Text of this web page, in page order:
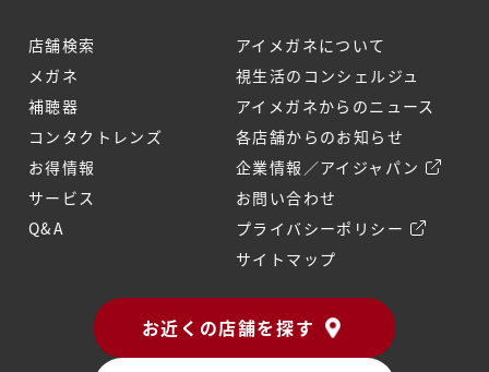
店舗検索
メガネ
補聴器
コンタクトレンズ
お得情報
サービス
Q&A
アイメガネについて
視生活のコンシェルジュ
アイメガネからのニュース
各店舗からのお知らせ
企業情報／アイジャパン
お問い合わせ
プライバシーポリシー
サイトマップ
お近くの店舗を探す